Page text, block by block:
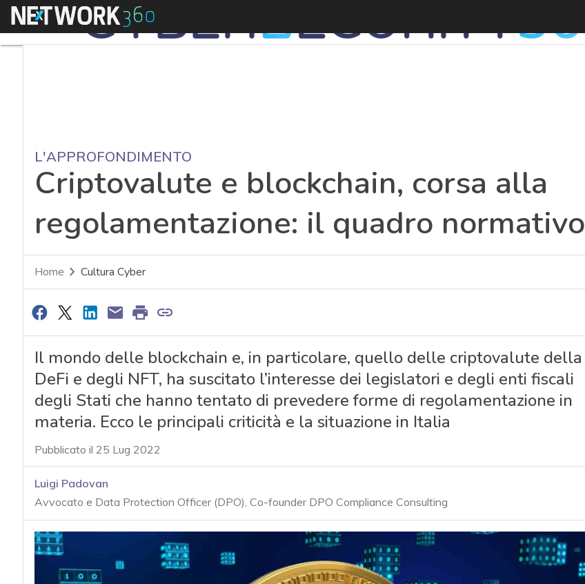
Menu
L'APPROFONDIMENTO
Criptovalute e blockchain, corsa alla
regolamentazione: il quadro normativo
Home Cultura Cyber
Il mondo delle blockchain e, in particolare, quello delle criptovalute della
DeFi e degli NFT, ha suscitato l’interesse dei legislatori e degli enti fiscali
degli Stati che hanno tentato di prevedere forme di regolamentazione in
materia. Ecco le principali criticità e la situazione in Italia
Pubblicato il 25 Lug 2022
Luigi Padovan
Avvocato e Data Protection Officer (DPO), Co-founder DPO Compliance Consulting